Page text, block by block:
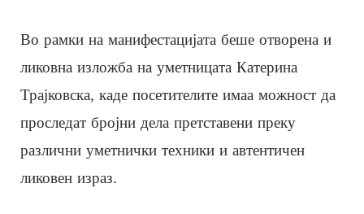
Во рамки на манифестацијата беше отворена и
ликовна изложба на уметницата Катерина
Трајковска, каде посетителите имаа можност да
проследат бројни дела претставени преку
различни уметнички техники и автентичен
ликовен израз.